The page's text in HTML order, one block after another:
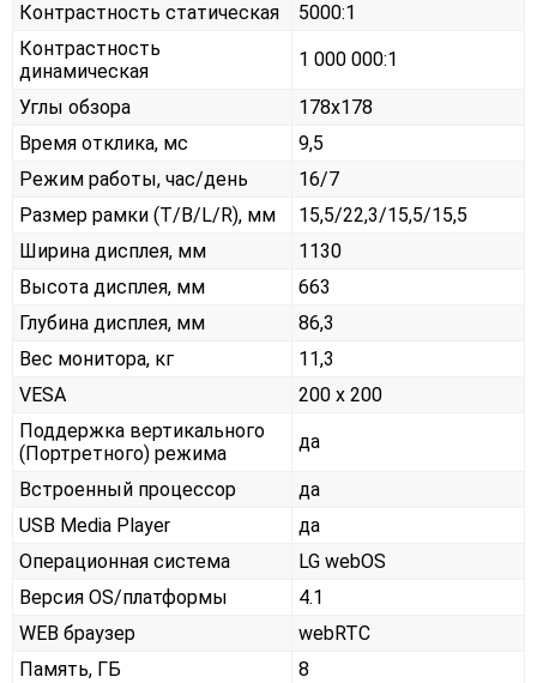
Контрастность статическая
5000:1
Контрастность
динамическая
1 000 000:1
Углы обзора
178x178
Время отклика, мс
9,5
Режим работы, час/день
16/7
Размер рамки (T/B/L/R), мм
15,5/22,3/15,5/15,5
Ширина дисплея, мм
1130
Высота дисплея, мм
663
Глубина дисплея, мм
86,3
Вес монитора, кг
11,3
VESA
200 x 200
Поддержка вертикального
(Портретного) режима
да
Встроенный процессор
да
USB Media Player
да
Операционная система
LG webOS
Версия OS/платформы
4.1
WEB браузер
webRTC
Память, ГБ
8